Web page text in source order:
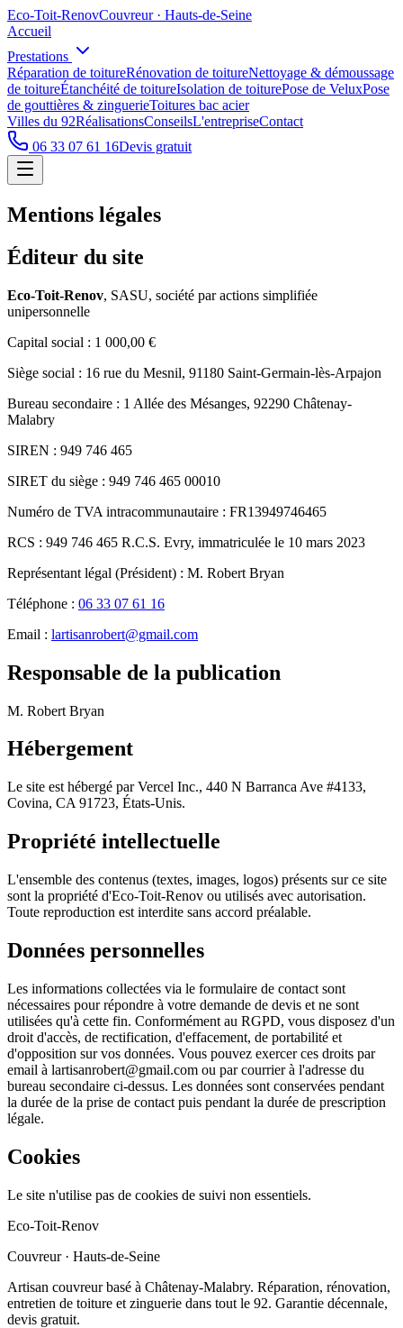
Eco-Toit-RenovCouvreur · Hauts-de-Seine
Accueil
Prestations
Réparation de toitureRénovation de toitureNettoyage & démoussage
de toitureÉtanchéité de toitureIsolation de toiturePose de VeluxPose
de gouttières & zinguerieToitures bac acier
Villes du 92RéalisationsConseilsL'entrepriseContact
06 33 07 61 16Devis gratuit
Mentions légales
Éditeur du site
Eco-Toit-Renov, SASU, société par actions simplifiée
unipersonnelle
Capital social : 1 000,00 €
Siège social : 16 rue du Mesnil, 91180 Saint-Germain-lès-Arpajon
Bureau secondaire : 1 Allée des Mésanges, 92290 Châtenay-
Malabry
SIREN : 949 746 465
SIRET du siège : 949 746 465 00010
Numéro de TVA intracommunautaire : FR13949746465
RCS : 949 746 465 R.C.S. Evry, immatriculée le 10 mars 2023
Représentant légal (Président) : M. Robert Bryan
Téléphone : 06 33 07 61 16
Email : lartisanrobert@gmail.com
Responsable de la publication
M. Robert Bryan
Hébergement
Le site est hébergé par Vercel Inc., 440 N Barranca Ave #4133,
Covina, CA 91723, États-Unis.
Propriété intellectuelle
L'ensemble des contenus (textes, images, logos) présents sur ce site
sont la propriété d'Eco-Toit-Renov ou utilisés avec autorisation.
Toute reproduction est interdite sans accord préalable.
Données personnelles
Les informations collectées via le formulaire de contact sont
nécessaires pour répondre à votre demande de devis et ne sont
utilisées qu'à cette fin. Conformément au RGPD, vous disposez d'un
droit d'accès, de rectification, d'effacement, de portabilité et
d'opposition sur vos données. Vous pouvez exercer ces droits par
email à lartisanrobert@gmail.com ou par courrier à l'adresse du
bureau secondaire ci-dessus. Les données sont conservées pendant
la durée de la prise de contact puis pendant la durée de prescription
légale.
Cookies
Le site n'utilise pas de cookies de suivi non essentiels.
Eco-Toit-Renov
Couvreur · Hauts-de-Seine
Artisan couvreur basé à Châtenay-Malabry. Réparation, rénovation,
entretien de toiture et zinguerie dans tout le 92. Garantie décennale,
devis gratuit.